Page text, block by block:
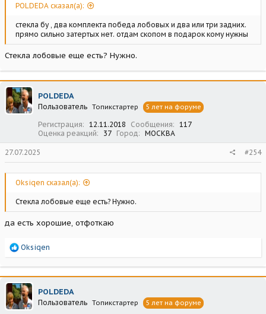
POLDEDA сказал(а):
стекла бу , два комплекта победа лобовых и два или три задних.
прямо сильно затертых нет. отдам скопом в подарок кому нужны
Стекла лобовые еще есть? Нужно.
POLDEDA
Пользователь Топикстартер 5 лет на форуме
Регистрация 12.11.2018 Сообщения
117
Оценка реакций
37 Город МОСКВА
27.07.2025 #254
Oksiqen сказал(а):
Стекла лобовые еще есть? Нужно.
да есть хорошие, отфоткаю
Р
а
к
ц
и
и
Oksiqen
POLDEDA
Пользователь Топикстартер 5 лет на форуме